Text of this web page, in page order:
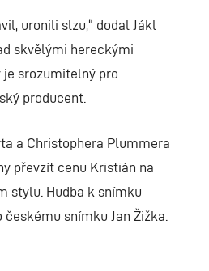
uronili slzu,“ dodal Jákl
skvělými hereckými
je srozumitelný pro
producent.
a Christophera Plummera
převzít cenu Kristián na
stylu. Hudba k snímku
snímku Jan Žižka.